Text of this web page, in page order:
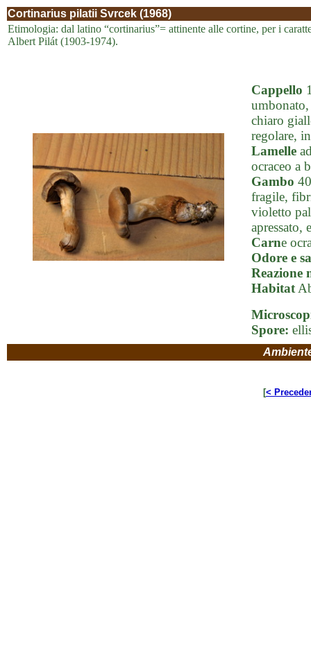
Cortinarius pilatii Svrcek (1968)
Etimologia: dal latino “cortinarius”= attinente alle cortine, per i
Albert Pilát (1903-1974).
Cappello
chiaro
regolare,
Lamelle
ocraceo a
Gambo
fragile,
violetto
apressato,
Carne
Odore e
Reazione
Habitat
Spore:
[<